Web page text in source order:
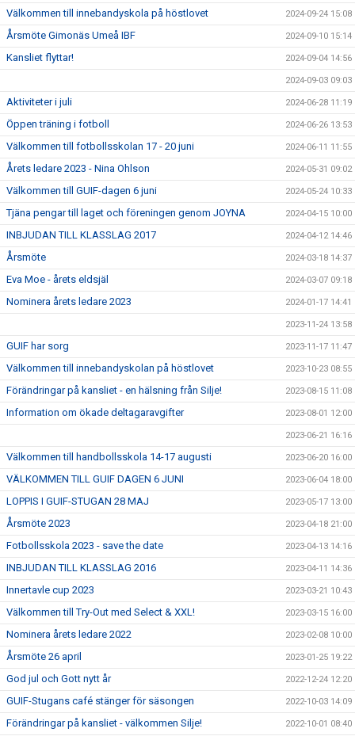
Välkommen till innebandyskola på höstlovet 2024-09-24 15:08
Årsmöte Gimonäs Umeå IBF 2024-09-10 15:14
Kansliet flyttar! 2024-09-04 14:56
2024-09-03 09:03
Aktiviteter i juli 2024-06-28 11:19
Öppen träning i fotboll 2024-06-26 13:53
Välkommen till fotbollsskolan 17 - 20 juni 2024-06-11 11:55
Årets ledare 2023 - Nina Ohlson 2024-05-31 09:02
Välkommen till GUIF-dagen 6 juni 2024-05-24 10:33
Tjäna pengar till laget och föreningen genom JOYNA 2024-04-15 10:00
INBJUDAN TILL KLASSLAG 2017 2024-04-12 14:46
Årsmöte 2024-03-18 14:37
Eva Moe - årets eldsjäl 2024-03-07 09:18
Nominera årets ledare 2023 2024-01-17 14:41
2023-11-24 13:58
GUIF har sorg 2023-11-17 11:47
Välkommen till innebandyskolan på höstlovet 2023-10-23 08:55
Förändringar på kansliet - en hälsning från Silje! 2023-08-15 11:08
Information om ökade deltagaravgifter 2023-08-01 12:00
2023-06-21 16:16
Välkommen till handbollsskola 14-17 augusti 2023-06-20 16:00
VÄLKOMMEN TILL GUIF DAGEN 6 JUNI 2023-06-04 18:00
LOPPIS I GUIF-STUGAN 28 MAJ 2023-05-17 13:00
Årsmöte 2023 2023-04-18 21:00
Fotbollsskola 2023 - save the date 2023-04-13 14:16
INBJUDAN TILL KLASSLAG 2016 2023-04-11 14:36
Innertavle cup 2023 2023-03-21 10:43
Välkommen till Try-Out med Select & XXL! 2023-03-15 16:00
Nominera årets ledare 2022 2023-02-08 10:00
Årsmöte 26 april 2023-01-25 19:22
God jul och Gott nytt år 2022-12-24 12:20
GUIF-Stugans café stänger för säsongen 2022-10-03 14:09
Förändringar på kansliet - välkommen Silje! 2022-10-01 08:40